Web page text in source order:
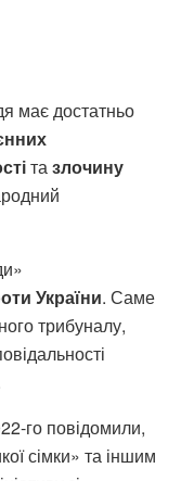
має достатньо
тазлочину
України. Саме
трибуналу,
го повідомили,
сімки» та іншим